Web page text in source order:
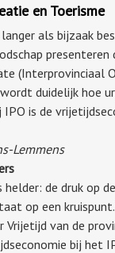
en Toerisme
als bijzaak
(Interprovinciaal
duidelijk hoe
is de
Lemmens
de druk op
op een
Vrijetijd van de
bij het